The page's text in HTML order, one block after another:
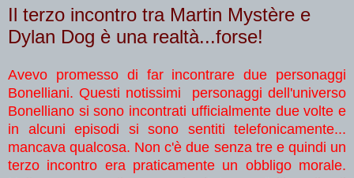
Il terzo incontro tra Martin Mystère e
Dylan Dog è una realtà...forse!
Avevo promesso di far incontrare due personaggi
Bonelliani. Questi notissimi personaggi dell'universo
Bonelliano si sono incontrati ufficialmente due volte e
in alcuni episodi si sono sentiti telefonicamente...
mancava qualcosa. Non c'è due senza tre e quindi un
terzo incontro era praticamente un obbligo morale.